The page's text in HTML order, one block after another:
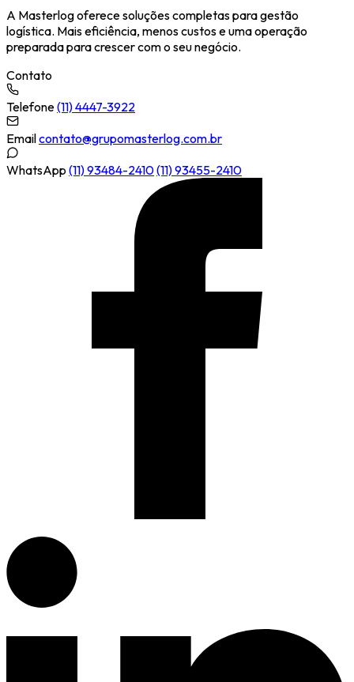
A Masterlog oferece soluções completas para gestão
logística. Mais eficiência, menos custos e uma operação
preparada para crescer com o seu negócio.
Contato
Telefone(11) 4447-3922
Emailcontato@grupomasterlog.com.br
WhatsApp (11) 93484-2410(11) 93455-2410